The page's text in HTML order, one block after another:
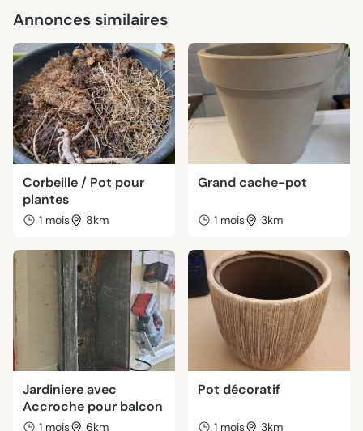
Annonces similaires
Corbeille / Pot pour
plantes
1 mois 8km
Grand cache-pot
1 mois 3km
Jardiniere avec
Accroche pour balcon
1 mois 6km
Pot décoratif
1 mois 3km